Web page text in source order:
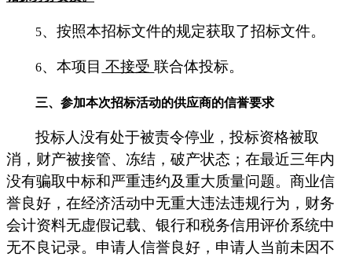
5、按照本招标文件的规定获取了招标文件。
6、本项目 不接受联合体投标。
三、参加本次招标活动的供应商的信誉要求
投标人没有处于被责令停业，投标资格被取
消，财产被接管、冻结，破产状态；在最近三年内
没有骗取中标和严重违约及重大质量问题。商业信
誉良好，在经济活动中无重大违法违规行为，财务
会计资料无虚假记载、银行和税务信用评价系统中
无不良记录。申请人信誉良好，申请人当前未因不